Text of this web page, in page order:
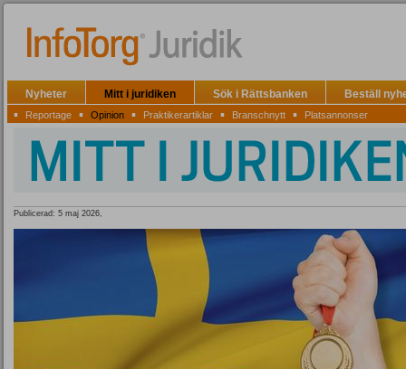
Nyheter Mitt i juridiken Sök i Rättsbanken Beställ
▪ Reportage ▪ Opinion ▪ Praktikerartiklar ▪ Branschnytt ▪ Platsannonser
Publicerad: 5 maj 2026,